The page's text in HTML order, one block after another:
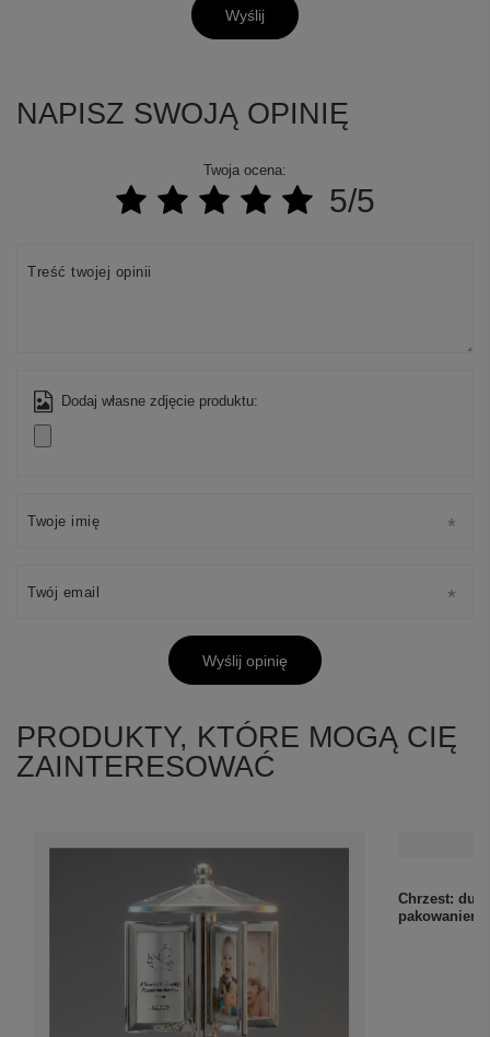
Wyślij
NAPISZ SWOJĄ OPINIĘ
Twoja ocena:
5/5
Treść twojej opinii
Dodaj własne zdjęcie produktu:
Twoje imię
Twój email
Wyślij opinię
PRODUKTY, KTÓRE MOGĄ CIĘ
ZAINTERESOWAĆ
Chrzest:
pakowaniem